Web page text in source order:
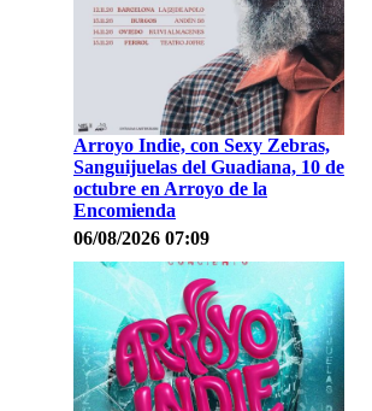
Arroyo Indie, con Sexy Zebras,
Sanguijuelas del Guadiana, 10 de
octubre en Arroyo de la
Encomienda
06/08/2026 07:09